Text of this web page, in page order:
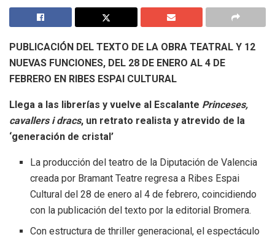
PUBLICACIÓN DEL TEXTO DE LA OBRA TEATRAL Y 12
NUEVAS FUNCIONES, DEL 28 DE ENERO AL 4 DE
FEBRERO EN RIBES ESPAI CULTURAL
Llega a las librerías y vuelve al Escalante Princeses,
cavallers i dracs, un retrato realista y atrevido de la
‘generación de cristal’
La producción del teatro de la Diputación de Valencia
creada por Bramant Teatre regresa a Ribes Espai
Cultural del 28 de enero al 4 de febrero, coincidiendo
con la publicación del texto por la editorial Bromera.
Con estructura de thriller generacional, el espectáculo